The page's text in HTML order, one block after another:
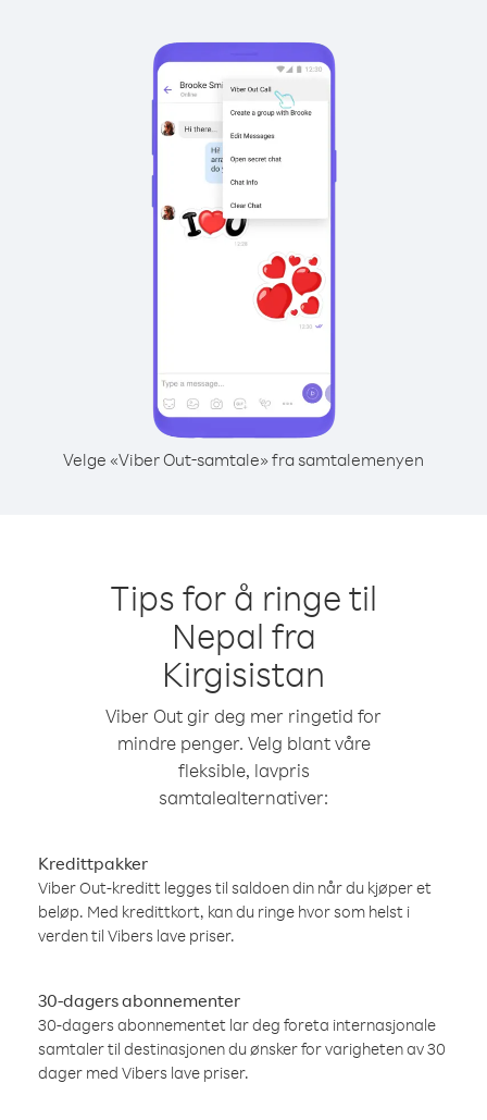
Velge «Viber Out-samtale» fra samtalemenyen
Tips for å ringe til
Nepal fra
Kirgisistan
Viber Out gir deg mer ringetid for
mindre penger. Velg blant våre
fleksible, lavpris
samtalealternativer:
Kredittpakker
Viber Out-kreditt legges til saldoen din når du kjøper et
beløp. Med kredittkort, kan du ringe hvor som helst i
verden til Vibers lave priser.
30-dagers abonnementer
30-dagers abonnementet lar deg foreta internasjonale
samtaler til destinasjonen du ønsker for varigheten av 30
dager med Vibers lave priser.